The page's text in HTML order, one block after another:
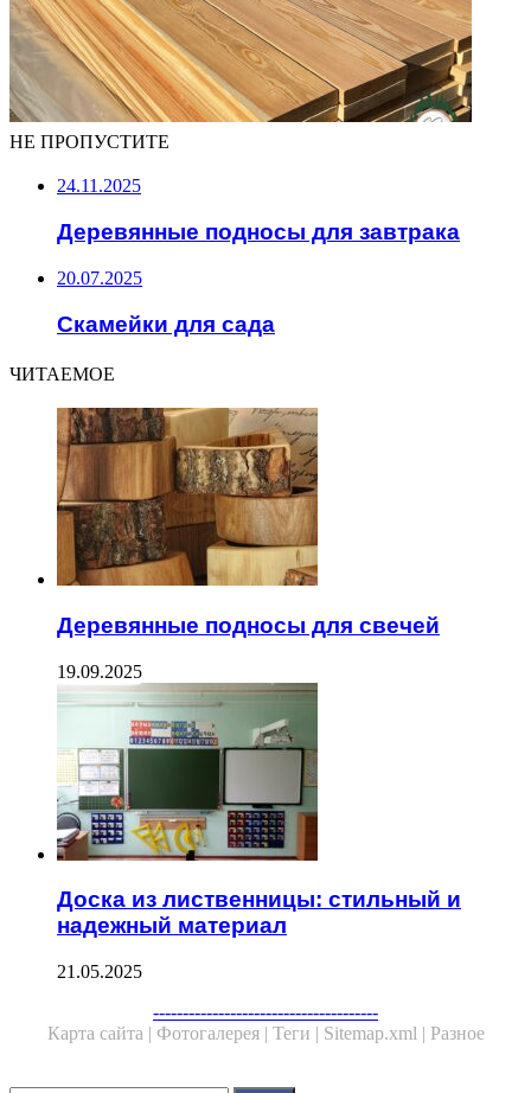
НЕ ПРОПУСТИТЕ
24.11.2025
Деревянные подносы для завтрака
20.07.2025
Скамейки для сада
ЧИТАЕМОЕ
Деревянные подносы для свечей
19.09.2025
Доска из лиственницы: стильный и
надежный материал
21.05.2025
--------------------------------------
Карта сайта | Фотогалерея | Теги | Sitemap.xml | Разное